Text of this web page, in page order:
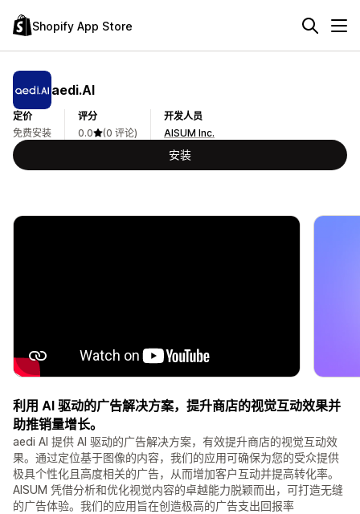
Shopify App Store
aedi.AI
定价
免费安装
评分
0.0
(0 评论)
开发人员
AISUM Inc.
安装
利用 AI 驱动的广告解决方案，提升商店的视觉互动效果并
助推销量增长。
aedi AI 提供 AI 驱动的广告解决方案，有效提升商店的视觉互动效
果。通过定位基于图像的内容，我们的应用可确保为您的受众提供
极具个性化且高度相关的广告，从而增加客户互动并提高转化率。
AISUM 凭借分析和优化视觉内容的卓越能力脱颖而出，可打造无缝
的广告体验。我们的应用旨在创造极高的广告支出回报率